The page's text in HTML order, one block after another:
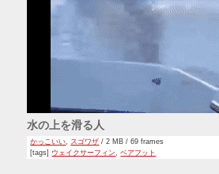
水の上を滑る人
かっこいい スゴワザ / 2 MB / 69 frames
[tags] ウェイクサーフィン,ベアフット